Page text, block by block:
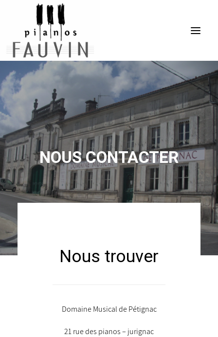
ACCUEIL
L’ENTREPRISE
LES PIANOS
LES SERVICES
ÉVÈNEMENTS
VENTES
CONTACT
NOUS CONTACTER
Nous trouver
Domaine Musical de Pétignac
21 rue des pianos – jurignac